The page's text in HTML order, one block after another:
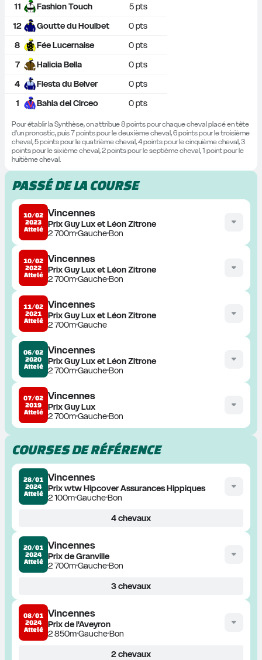
11
Fashion Touch 5 pts
12
Goutte du Houlbet 0 pts
8
Fée Lucernaise 0 pts
7
Halicia Bella 0 pts
4
Fiesta du Belver 0 pts
1
Bahia del Circeo 0 pts
Pour établir la Synthèse, on attribue 8 points pour chaque cheval placé en tête
d'un pronostic, puis 7 points pour le deuxième cheval, 6 points pour le troisième
cheval, 5 points pour le quatrième cheval, 4 points pour le cinquième cheval, 3
points pour le sixième cheval, 2 points pour le septième cheval, 1 point pour le
huitième cheval.
PASSÉ DE LA COURSE
10/02
2023
Attelé
Vincennes
Prix Guy Lux et Léon Zitrone
2 700mGaucheBon
10/02
2022
Attelé
Vincennes
Prix Guy Lux et Léon Zitrone
2 700mGaucheBon
11/02
2021
Attelé
Vincennes
Prix Guy Lux et Léon Zitrone
2 700mGauche
06/02
2020
Attelé
Vincennes
Prix Guy Lux et Léon Zitrone
2 700mGaucheBon
07/02
2019
Attelé
Vincennes
Prix Guy Lux
2 700mGaucheBon
COURSES DE RÉFÉRENCE
28/01
2024
Attelé
Vincennes
Prix wtw Hipcover Assurances Hippiques
2 100mGaucheBon
4chevaux
20/01
2024
Attelé
Vincennes
Prix de Granville
2 700mGaucheBon
3chevaux
08/01
2024
Attelé
Vincennes
Prix de l'Aveyron
2 850mGaucheBon
2chevaux